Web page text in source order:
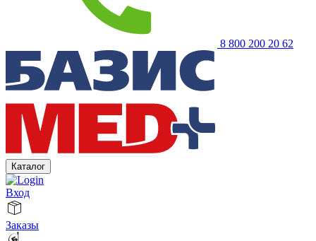
8 800 200 20 62
Каталог
Вход
Заказы